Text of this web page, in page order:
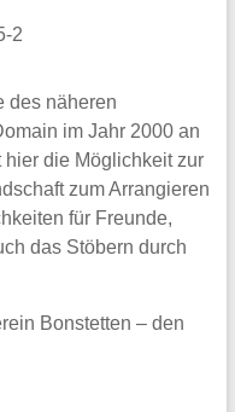
des näheren
im Jahr 2000 an
hier die Möglichkeit zur
zum Arrangieren
für Freunde,
das Stöbern durch
Bonstetten – den